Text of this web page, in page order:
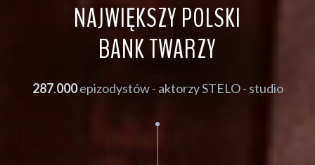
NAJWIĘKSZY POLSKI
BANK TWARZY
287.000epizodystów - aktorzy STELO - studio